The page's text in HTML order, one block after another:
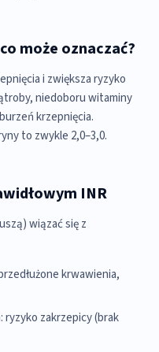
może oznaczać?
i zwiększa ryzyko
niedoboru witaminy
krzepnięcia.
to zwykle 2,0–3,0.
INR
wiązać się z
krwawienia,
ryzyko zakrzepicy (brak